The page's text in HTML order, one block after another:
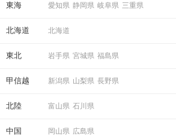
東海 愛知県 静岡県 岐阜県 三重県
北海道 北海道
東北 岩手県 宮城県 福島県
甲信越 新潟県 山梨県 長野県
北陸 富山県 石川県
中国 岡山県 広島県